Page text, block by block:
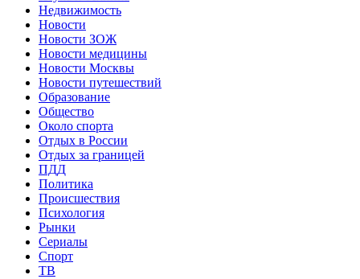
Недвижимость
Новости
Новости ЗОЖ
Новости медицины
Новости Москвы
Новости путешествий
Образование
Общество
Около спорта
Отдых в России
Отдых за границей
ПДД
Политика
Происшествия
Психология
Рынки
Сериалы
Спорт
ТВ